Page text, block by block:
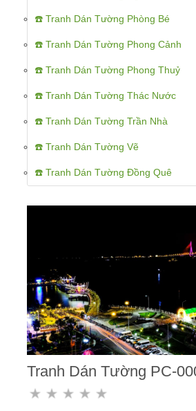
☎️ Tranh Dán Tường Phòng Bé
☎️ Tranh Dán Tường Phong Cảnh
☎️ Tranh Dán Tường Phong Thuỷ
☎️ Tranh Dán Tường Thác Nước
☎️ Tranh Dán Tường Trần Nhà
☎️ Tranh Dán Tường Vẽ
☎️ Tranh Dán Tường Đồng Quê
Tranh Dán Tường PC-